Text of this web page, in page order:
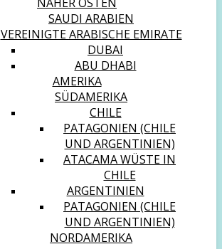
SAUDI ARABIEN
VEREINIGTE ARABISCHE EMIRATE
DUBAI
ABU DHABI
AMERIKA
SÜDAMERIKA
CHILE
PATAGONIEN (CHILE
UND ARGENTINIEN)
ATACAMA WÜSTE IN
CHILE
ARGENTINIEN
PATAGONIEN (CHILE
UND ARGENTINIEN)
NORDAMERIKA